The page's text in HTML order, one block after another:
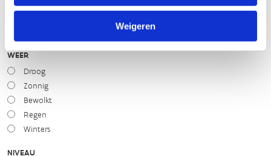
Weigeren
WEER
Droog
Zonnig
Bewolkt
Regen
Winters
NIVEAU